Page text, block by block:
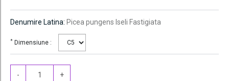
Denumire Latina: Picea pungens Iseli Fastigiata
* Dimensiune :
- +